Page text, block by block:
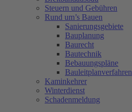
Steuern und Gebühren
Rund um’s Bauen
Sanierungsgebiete
Bauplanung
Baurecht
Bautechnik
Bebauungspläne
Bauleitplanverfahren
Kaminkehrer
Winterdienst
Schadenmeldung